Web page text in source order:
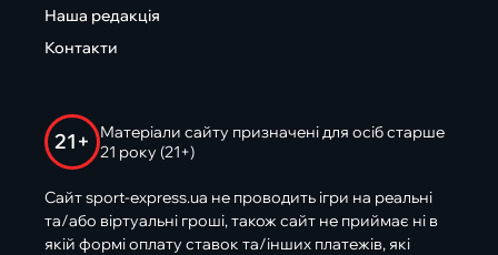
Наша редакція
Контакти
21+
Матеріали сайту призначені для осіб старше
21 року (21+)
Сайт sport-express.ua не проводить ігри на реальні
та/або віртуальні гроші, також сайт не приймає ні в
якій формі оплату ставок та/інших платежів, які